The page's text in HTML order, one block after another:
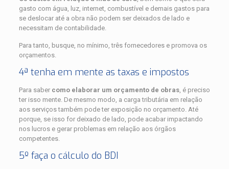
gasto com água, luz, internet, combustível e demais gastos para
se deslocar até a obra não podem ser deixados de lado e
necessitam de contabilidade.
Para tanto, busque, no mínimo, três fornecedores e promova os
orçamentos.
4ª tenha em mente as taxas e impostos
Para saber como elaborar um orçamento de obras, é preciso
ter isso mente. De mesmo modo, a carga tributária em relação
aos serviços também pode ter exposição no orçamento. Até
porque, se isso for deixado de lado, pode acabar impactando
nos lucros e gerar problemas em relação aos órgãos
competentes.
5º faça o cálculo do BDI